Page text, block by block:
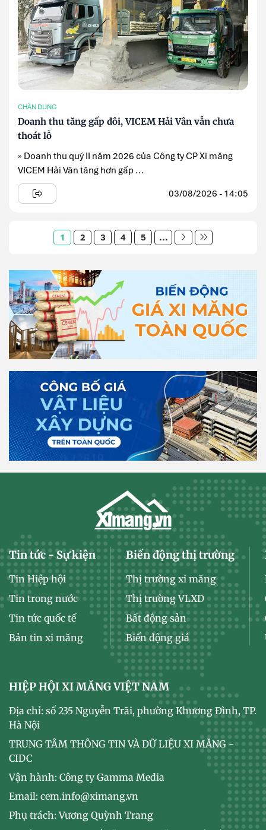
CHÂN DUNG
Doanh thu tăng gấp đôi, VICEM Hải Vân vẫn chưa
thoát lỗ
» Doanh thu quý II năm 2026 của Công ty CP Xi măng
VICEM Hải Vân tăng hơn gấp ...
03/08/2026 - 14:05
1 2 3 4 5 ...
Tin tức - Sự kiện
Tin Hiệp hội
Tin trong nước
Tin tức quốc tế
Bản tin xi măng
Biến động thị trường
Thị trường xi măng
Thị trường VLXD
Bất động sản
Biến động giá
HIỆP HỘI XI MĂNG VIỆT NAM
Địa chỉ: số 235 Nguyễn Trãi, phường Khương Đình, TP.
Hà Nội
TRUNG TÂM THÔNG TIN VÀ DỮ LIỆU XI MĂNG -
CIDC
Vận hành: Công ty Gamma Media
Email: cem.info@ximang.vn
Phụ trách: Vương Quỳnh Trang